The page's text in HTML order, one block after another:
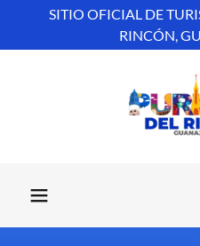
SITIO OFICIAL DE
RINCÓN,